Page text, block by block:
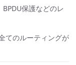
保護などのレ
てのルーティングが